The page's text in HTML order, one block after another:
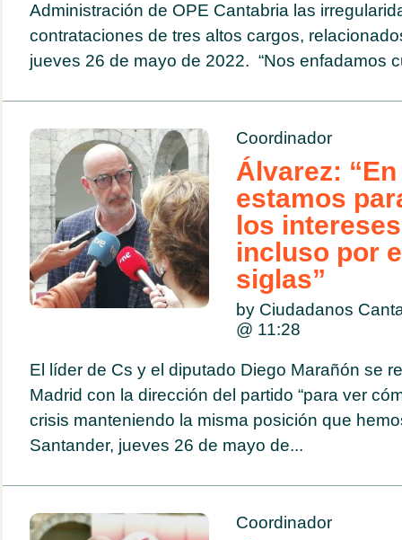
Administración de OPE Cantabria las
contrataciones de tres altos cargos,
jueves 26 de mayo de 2022. “Nos enfadamos
Coordinador
Álvarez:
estamos
los
incluso por
siglas”
by Ciudadanos
@ 11:28
El líder de Cs y el diputado Diego Marañón se
Madrid con la dirección del partido “para ver
crisis manteniendo la misma posición que
Santander, jueves 26 de mayo de...
Coordinador